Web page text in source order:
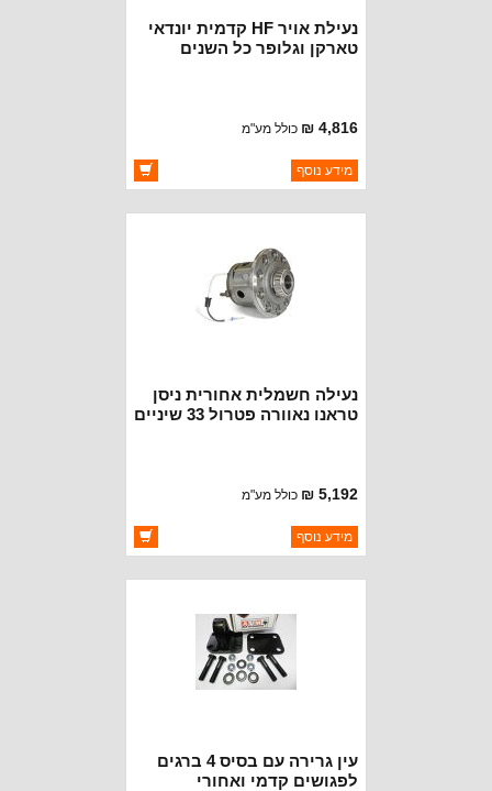
נעילת אויר HF קדמית יונדאי
טארקן וגלופר כל השנים
4,816 ₪ כולל מע"מ
ברקוד: RD110
יצרן:HF DIFFERENTIAL
מידע נוסף
נעילה חשמלית אחורית ניסן
טראנו נאוורה פטרול 33 שיניים
5,192 ₪ כולל מע"מ
ברקוד: ET135
יצרן:OAKMAN OFFROAD
מידע נוסף
עין גרירה עם בסיס 4 ברגים
לפגושים קדמי ואחורי